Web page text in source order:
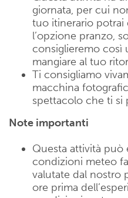
giornata, per cui
tuo itinerario potrai
l’opzione pranzo,
consiglieremo così
mangiare al tuo
Ti consigliamo
macchina
spettacolo che ti si
Note importanti
Questa attività può
condizioni meteo
valutate dal nostro
ore prima